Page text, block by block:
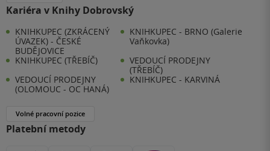
Kariéra v Knihy Dobrovský
KNIHKUPEC (ZKRÁCENÝ
ÚVAZEK) - ČESKÉ
BUDĚJOVICE
KNIHKUPEC - BRNO (Galerie
Vaňkovka)
KNIHKUPEC (TŘEBÍČ)
VEDOUCÍ PRODEJNY
(TŘEBÍČ)
VEDOUCÍ PRODEJNY
(OLOMOUC - OC HANÁ)
KNIHKUPEC - KARVINÁ
Volné pracovní pozice
Platební metody